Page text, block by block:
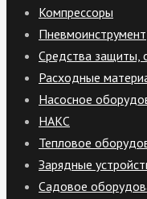
Компрессоры
Пневмоинструмент
Средства защиты,
Расходные
Насосное
НАКС
Тепловое
Зарядные
Садовое